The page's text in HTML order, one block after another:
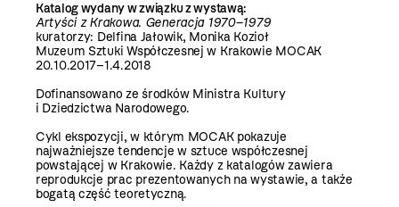
Katalog wydany w związku z wystawą:
Artyści z Krakowa. Generacja 1970–1979
kuratorzy: Delfina Jałowik, Monika Kozioł
Muzeum Sztuki Współczesnej w Krakowie MOCAK
20.10.2017–1.4.2018
Dofinansowano ze środków Ministra Kultury
i Dziedzictwa Narodowego.
Cykl ekspozycji, w którym MOCAK pokazuje
najważniejsze tendencje w sztuce współczesnej
powstającej w Krakowie. Każdy z katalogów zawiera
reprodukcje prac prezentowanych na wystawie, a także
bogatą część teoretyczną.